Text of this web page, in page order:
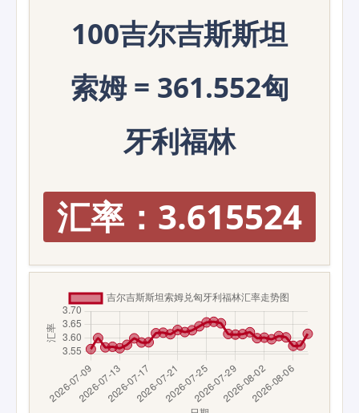
100吉尔吉斯斯坦
索姆 = 361.552匈
牙利福林
汇率：3.615524